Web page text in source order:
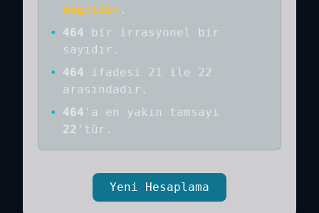
değildir .
•
464 bir
irrasyonel bir
sayıdır .
•
464
ifadesi 21 ile 22
arasındadır.
•
464 'a en yakın tamsayı
22 'tür.
Yeni Hesaplama